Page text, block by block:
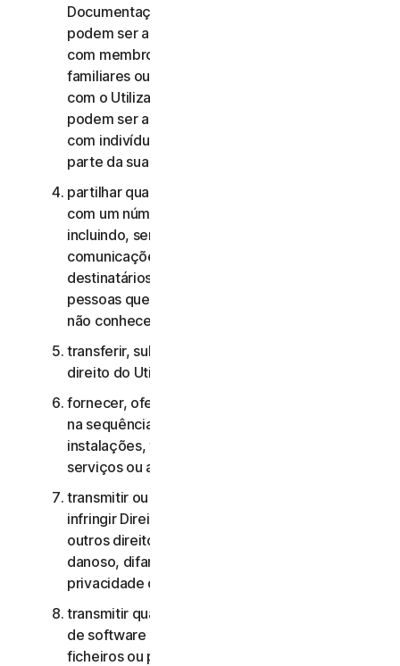
Documentação, os Serviços de Consumidor não
podem ser acedidos, utilizados ou partilhados
com membros da família, membros não
familiares ou outros indivíduos que não residam
com o Utilizador, e os Serviços Comerciais não
podem ser acedidos, utilizados ou partilhados
com indivíduos que não sejam colaboradores ou
parte da sua Pequena Empresa;
partilhar quaisquer dados ou outros conteúdos
com um número excessivo de pessoas,
incluindo, sem limitação, o envio de
comunicações para um número elevado de
destinatários ou a partilha de conteúdo com
pessoas que o Utilizador não conhece ou que
não conhecem o Utilizador;
transferir, sublicenciar, alugar e/ou emprestar o
direito do Utilizador de utilizar os Serviços;
fornecer, oferecer ou disponibilizar os Serviços
na sequência de um contrato de gestão de
instalações, timesharing, fornecimento de
serviços ou agenciamento de serviços;
transmitir ou armazenar material que possa
infringir Direitos de Propriedade Intelectual ou
outros direitos de terceiros ou que seja ilegal,
danoso, difamatório, injurioso ou invasivo da
privacidade de terceiros;
transmitir qualquer material que contenha vírus
de software ou outro código informático,
ficheiros ou programas prejudiciais, como